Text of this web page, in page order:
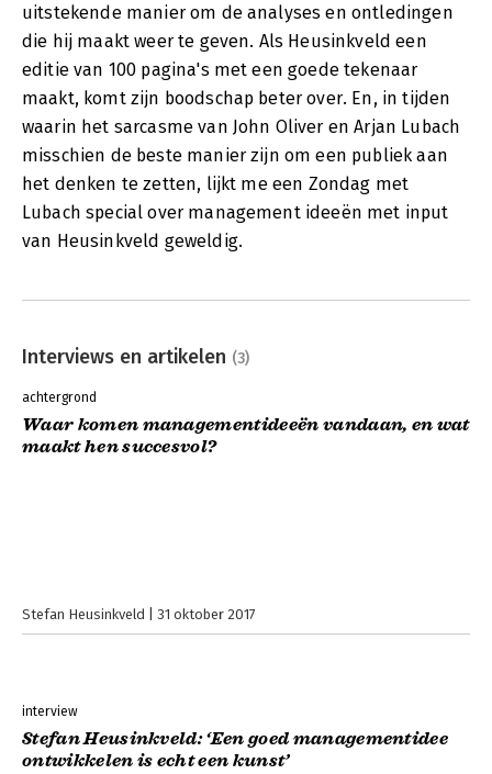
uitstekende manier om de analyses en ontledingen
die hij maakt weer te geven. Als Heusinkveld een
editie van 100 pagina's met een goede tekenaar
maakt, komt zijn boodschap beter over. En, in tijden
waarin het sarcasme van John Oliver en Arjan Lubach
misschien de beste manier zijn om een publiek aan
het denken te zetten, lijkt me een Zondag met
Lubach special over management ideeën met input
van Heusinkveld geweldig.
Interviews en artikelen (3)
achtergrond
Waar komen managementideeën vandaan, en wat
maakt hen succesvol?
Stefan Heusinkveld 31 oktober 2017
interview
Stefan Heusinkveld: ‘Een goed managementidee
ontwikkelen is echt een kunst’